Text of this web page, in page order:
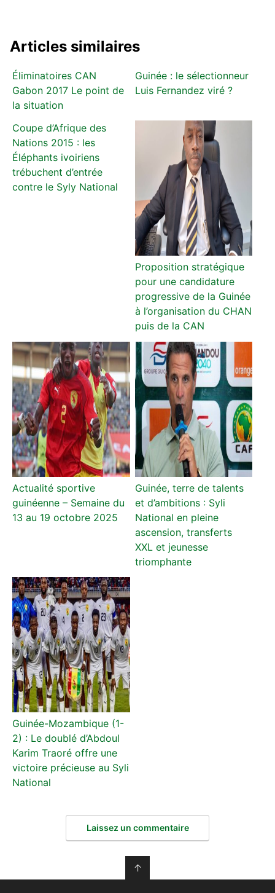
Articles similaires
Éliminatoires CAN
Gabon 2017 Le point de
la situation
Guinée : le sélectionneur
Luis Fernandez viré ?
Coupe d’Afrique des
Nations 2015 : les
Éléphants ivoiriens
trébuchent d’entrée
contre le Syly National
Proposition stratégique
pour une candidature
progressive de la Guinée
à l’organisation du CHAN
puis de la CAN
Actualité sportive
guinéenne – Semaine du
13 au 19 octobre 2025
Guinée, terre de talents
et d’ambitions : Syli
National en pleine
ascension, transferts
XXL et jeunesse
triomphante
Guinée-Mozambique (1-
2) : Le doublé d’Abdoul
Karim Traoré offre une
victoire précieuse au Syli
National
Laissez un commentaire
↑